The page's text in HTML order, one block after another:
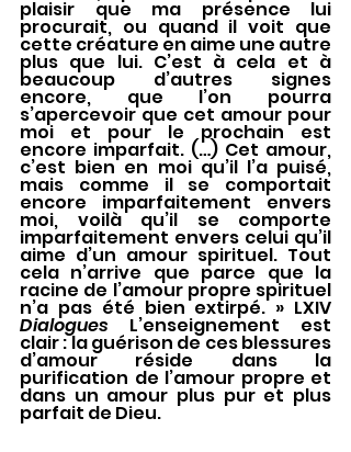
plaisir que ma présence lui
procurait, ou quand il voit que
cette créature en aime une autre
plus que lui. C’est à cela et à
beaucoup d’autres signes
encore, que l’on pourra
s’apercevoir que cet amour pour
moi et pour le prochain est
encore imparfait. (…) Cet amour,
c’est bien en moi qu’il l’a puisé,
mais comme il se comportait
encore imparfaitement envers
moi, voilà qu’il se comporte
imparfaitement envers celui qu’il
aime d’un amour spirituel. Tout
cela n’arrive que parce que la
racine de l’amour propre spirituel
Dialogues L’enseignement est
clair : la guérison de ces blessures
d’amour réside dans la
purification de l’amour propre et
dans un amour plus pur et plus
parfait de Dieu.